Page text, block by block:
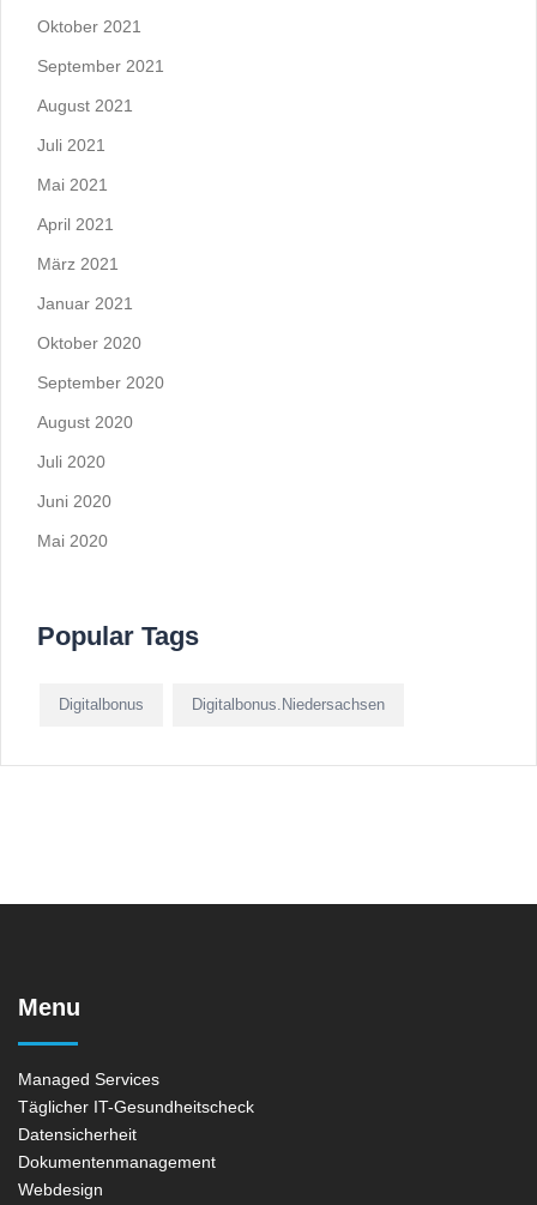
Oktober 2021
September 2021
August 2021
Juli 2021
Mai 2021
April 2021
März 2021
Januar 2021
Oktober 2020
September 2020
August 2020
Juli 2020
Juni 2020
Mai 2020
Popular Tags
Digitalbonus Digitalbonus.Niedersachsen
Menu
Managed Services
Täglicher IT-Gesundheitscheck
Datensicherheit
Dokumentenmanagement
Webdesign